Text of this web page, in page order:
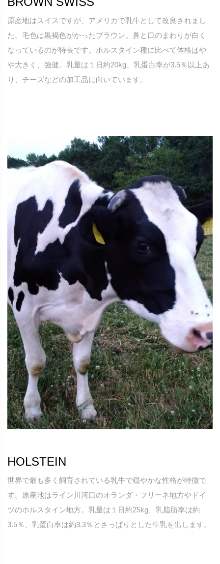
原産地はスイスですが、アメリカで乳牛として改良されまし
た。毛色は黒褐色がかったブラウン。鼻と口のまわりが白く
なっているのが特長です。ホルスタイン種に比べて体格はや
や大きく、強健。乳量は１日約20kg、乳蛋白率が3.5％以上あ
り、チーズなどの加工品に向いています。
HOLSTEIN
世界で最も多く飼育されている乳牛で穏やかな性格が特徴で
す。原産地はライン川河口のオランダ・フリーネ地方やドイ
ツのホルスタイン地方。乳量は１日約25kg、乳脂肪率は約
3.5％、乳蛋白率は約3.3％とさっぱりとした牛乳を出します。